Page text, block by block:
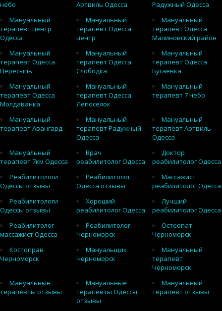
небо
Артвиль Одесса
Радужный Одесса
Мануальный
терапевт центр
Одесса
Мануальный
терапевт Одесса
центр
Мануальный
терапевт Одесса
Малиновский район
Мануальный
терапевт Одесса
Пересыпь
Мануальный
терапевт Одесса
Слободка
Мануальный
терапевт Одесса
Бугаевка
Мануальный
терапевт Одесса
Молдаванка
Мануальный
терапевт Одесса
Лепоселок
Мануальный
терапевт 7 небо
Мануальный
терапевт Авангард
Мануальный
терапевт Радужный
Одесса
Мануальный
терапевт Артвиль
Одесса
Мануальный
терапевт 7км Одесса
Врач
реабилитолог Одесса
Доктор
реабилитолог Одесса
Реабилитологи
Одессы отзывы
Реабилитолог
Одесса отзывы
Массажист
реабилитолог Одесса
Реабилитологи
Одессы отзывы
Хороший
реабилитолог Одесса
Лучший
реабилитолог Одесса
Реабилитолог
массажист Одесса
Реабилитолог
Черноморск
Остеопат
Черноморск
Костоправ
Черноморск
Мануальщик
Черноморск
Мануальный
терапевт
Черноморск
Мануальные
терапевты отзывы
Мануальные
терапевты Одессы
отзывы
Мануальный
терапевт отзывы